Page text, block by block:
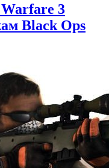
3
Black Ops